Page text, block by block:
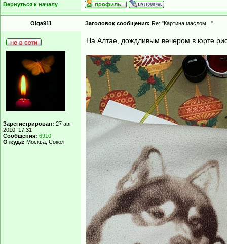
Вернуться к началу
Olga911 Заголовок сообщения: Re: "Картина маслом..."
Зарегистрирован: 27 авг
2010, 17:31
Сообщения: 6910
Откуда: Москва, Сокол
На Алтае, дождливым вечером в юрте